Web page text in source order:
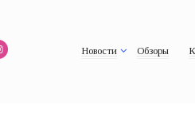
Новости Обзоры